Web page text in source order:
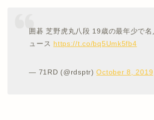
囲碁 芝野虎丸八段 19歳の最年少で
ュース https://t.co/bq5Umk5fb4
— 71RD (@rdsptr)October 8, 2019